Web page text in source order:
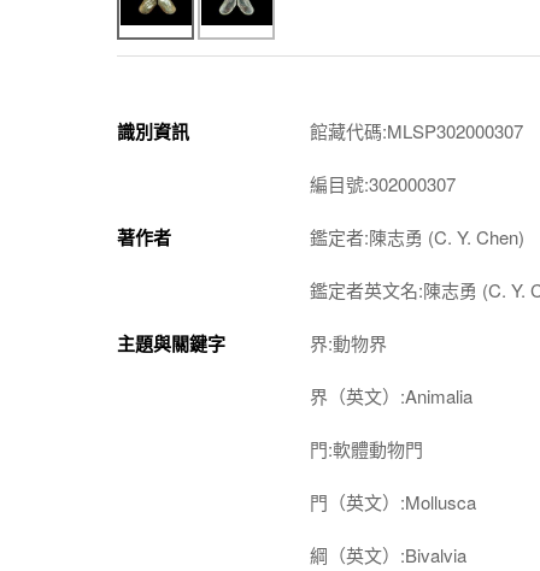
識別資訊 館藏代碼:MLSP302000307
編目號:302000307
著作者 鑑定者:陳志勇 (C. Y. Chen)
鑑定者英文名:陳志勇 (C. Y.
主題與關鍵字 界:動物界
界（英文）:Animalia
門:軟體動物門
門（英文）:Mollusca
綱（英文）:Bivalvia